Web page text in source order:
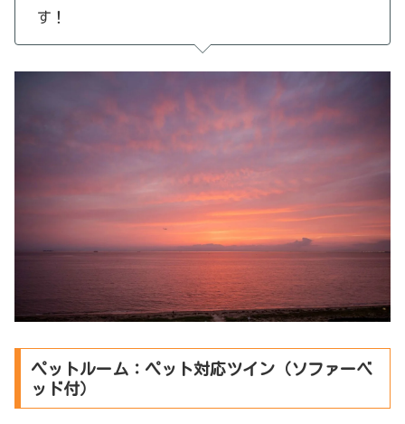
す！
ペットルーム：ペット対応ツイン（ソファーベ
ッド付）